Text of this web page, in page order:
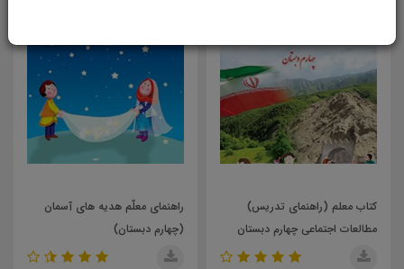
تدریس)
دبستان
راهنمای معلّم هدیه های آسمان
(چهارم دبستان)
کتاب معلم (راهنمای